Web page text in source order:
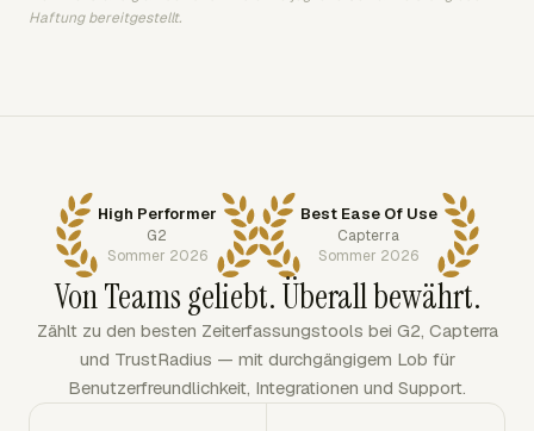
Haftung bereitgestellt.
High Performer
G2
Sommer 2026
Best Ease Of Use
Capterra
Sommer 2026
Von Teams geliebt. Überall bewährt.
Zählt zu den besten Zeiterfassungstools bei G2, Capterra
und TrustRadius — mit durchgängigem Lob für
Benutzerfreundlichkeit, Integrationen und Support.